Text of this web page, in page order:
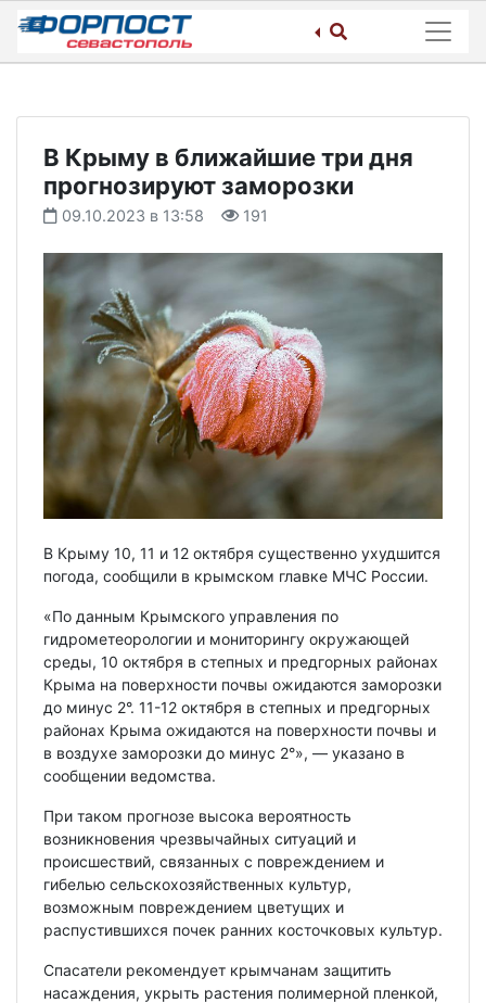
Skip
content
В Крыму в ближайшие три дня
прогнозируют заморозки
09.10.2023 в 13:58 191
В Крыму 10, 11 и 12 октября существенно ухудшится
погода, сообщили в крымском главке МЧС России.
«По данным Крымского управления по
гидрометеорологии и мониторингу окружающей
среды, 10 октября в степных и предгорных районах
Крыма на поверхности почвы ожидаются заморозки
до минус 2°. 11-12 октября в степных и предгорных
районах Крыма ожидаются на поверхности почвы и
в воздухе заморозки до минус 2°», — указано в
сообщении ведомства.
При таком прогнозе высока вероятность
возникновения чрезвычайных ситуаций и
происшествий, связанных с повреждением и
гибелью сельскохозяйственных культур,
возможным повреждением цветущих и
распустившихся почек ранних косточковых культур.
Спасатели рекомендует крымчанам защитить
насаждения, укрыть растения полимерной пленкой,